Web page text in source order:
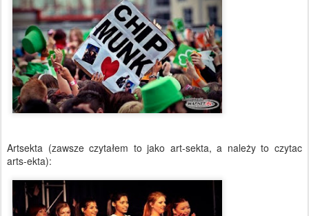
Artsekta (zawsze czytałem to jako art-sekta, a należy to czytac
arts-ekta):